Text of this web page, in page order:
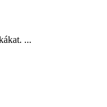
...